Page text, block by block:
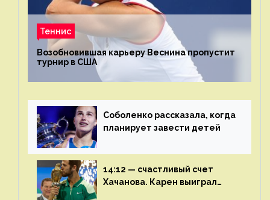
Теннис
Возобновившая карьеру Веснина пропустит
турнир в США
Соболенко рассказала, когда
планирует завести детей
14:12 — счастливый счет
Хачанова. Карен выиграл